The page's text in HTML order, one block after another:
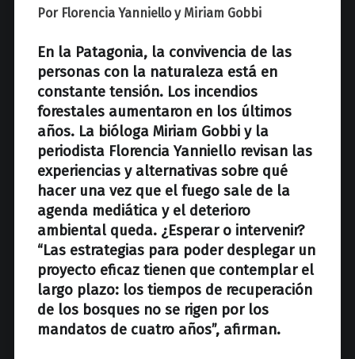
P
z
Por Florencia Yanniello y Miriam Gobbi
En la Patagonia, la convivencia de las
personas con la naturaleza está en
constante tensión. Los incendios
forestales aumentaron en los últimos
años. La bióloga Miriam Gobbi y la
periodista Florencia Yanniello revisan las
experiencias y alternativas sobre qué
hacer una vez que el fuego sale de la
agenda mediática y el deterioro
ambiental queda. ¿Esperar o intervenir?
“Las estrategias para poder desplegar un
proyecto eficaz tienen que contemplar el
largo plazo: los tiempos de recuperación
de los bosques no se rigen por los
mandatos de cuatro años”, afirman.